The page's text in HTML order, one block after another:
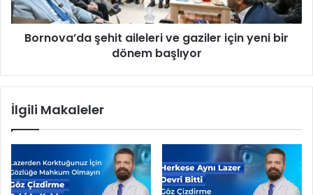
ğ
ı
ü
t
k
u
’
d
e
l
Bornova’da şehit aileleri ve gaziler için yeni bir
dönem başlıyor
İlgili Makaleler